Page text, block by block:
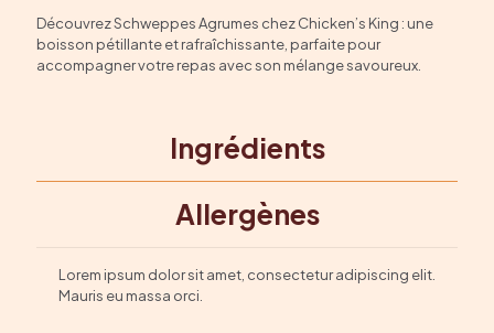
Découvrez Schweppes Agrumes chez Chicken’s King : une
boisson pétillante et rafraîchissante, parfaite pour
accompagner votre repas avec son mélange savoureux.
Ingrédients
Allergènes
Lorem ipsum dolor sit amet, consectetur adipiscing elit.
Mauris eu massa orci.